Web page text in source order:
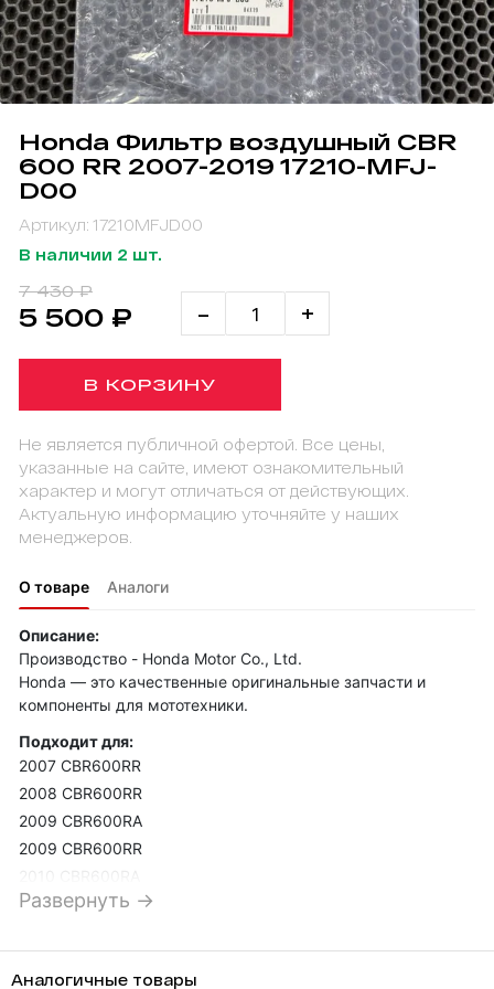
Honda Фильтр воздушный CBR
600 RR 2007-2019 17210-MFJ-
D00
Артикул: 17210MFJD00
В наличии 2 шт.
7 430 ₽
5 500 ₽ - +
В КОРЗИНУ
Не является публичной офертой. Все цены,
указанные на сайте, имеют ознакомительный
характер и могут отличаться от действующих.
Актуальную информацию уточняйте у наших
менеджеров.
О товаре Аналоги
Описание:
Производство - Honda Motor Co., Ltd.
Honda — это качественные оригинальные запчасти и
компоненты для мототехники.
Подходит для:
2007 CBR600RR
2008 CBR600RR
2009 CBR600RA
2009 CBR600RR
2010 CBR600RR
Развернуть →
Аналогичные товары